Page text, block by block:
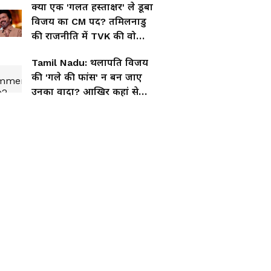
क्या एक 'गलत हस्ताक्षर' ले डूबा
विजय का CM पद? तमिलनाडु
की राजनीति में TVK की वो
Tamil Nadu: थलापति विजय
की 'गले की फांस' न बन जाए
उनका वादा? आखिर कहां से